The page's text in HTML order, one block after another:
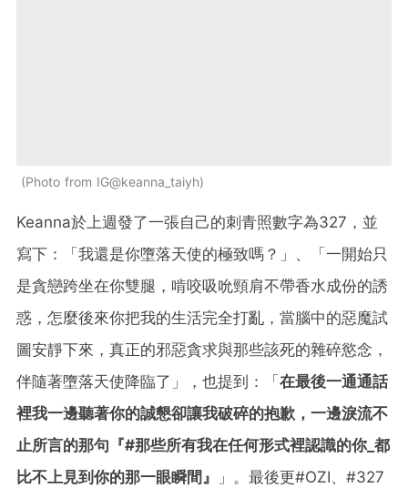
Photo from IG@keanna_taiyh
Keanna於上週發了一張自己的刺青照數字為327，並
寫下：「我還是你墮落天使的極致嗎？」、「一開始只
是貪戀跨坐在你雙腿，啃咬吸吮頸肩不帶香水成份的誘
惑，怎麼後來你把我的生活完全打亂，當腦中的惡魔試
圖安靜下來，真正的邪惡貪求與那些該死的雜碎慾念，
伴隨著墮落天使降臨了」，也提到：「在最後一通通話
裡我一邊聽著你的誠懇卻讓我破碎的抱歉，一邊淚流不
止所言的那句『#那些所有我在任何形式裡認識的你_都
比不上見到你的那一眼瞬間』
」。最後更#OZI、#327